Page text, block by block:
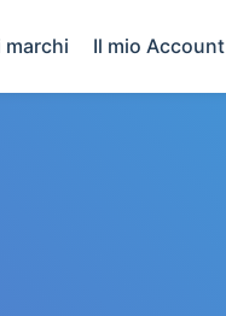
marchi Il mio Account